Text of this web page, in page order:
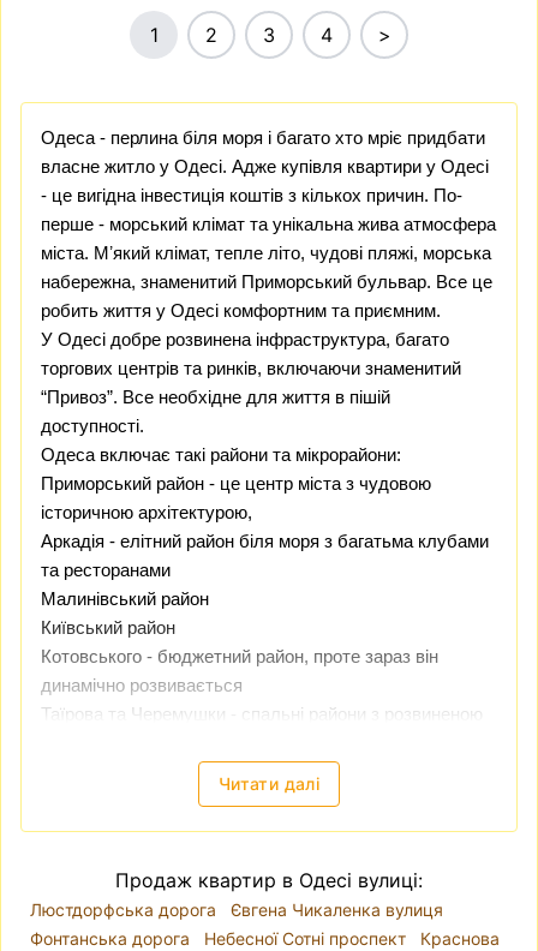
1 2 3 4 >
Одеса - перлина біля моря і багато хто мріє придбати
власне житло у Одесі. Адже купівля квартири у Одесі
- це вигідна інвестиція коштів з кількох причин. По-
перше - морський клімат та унікальна жива атмосфера
міста. Мʼякий клімат, тепле літо, чудові пляжі, морська
набережна, знаменитий Приморський бульвар. Все це
робить життя у Одесі комфортним та приємним.
У Одесі добре розвинена інфраструктура, багато
торгових центрів та ринків, включаючи знаменитий
“Привоз”. Все необхідне для життя в пішій
доступності.
Одеса включає такі райони та мікрорайони:
Приморський район - це центр міста з чудовою
історичною архітектурою,
Аркадія - елітний район біля моря з багатьма клубами
та ресторанами
Малинівський район
Київський район
Котовського - бюджетний район, проте зараз він
динамічно розвивається
Таїрова та Черемушки - спальні райони з розвиненою
Одеса - дуже популярне туристичне місто і ціни на
нерухомість тут стабільно ростуть.Купити квартиру
може бути хорошою інвестицією
Читати далі
Продаж квартир в Одесі вулиці:
Люстдорфська дорога
Євгена Чикаленка вулиця
Фонтанська дорога
Небесної Сотні проспект
Краснова